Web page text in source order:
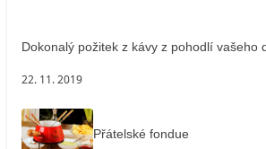
Dokonalý požitek z kávy z pohodlí vašeho
22. 11. 2019
Přátelské fondue